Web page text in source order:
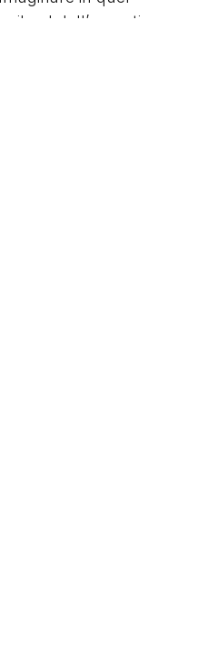
il gol dell’argentino